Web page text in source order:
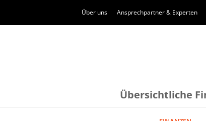
Über uns Ansprechpartner & Experten
Übersichtliche